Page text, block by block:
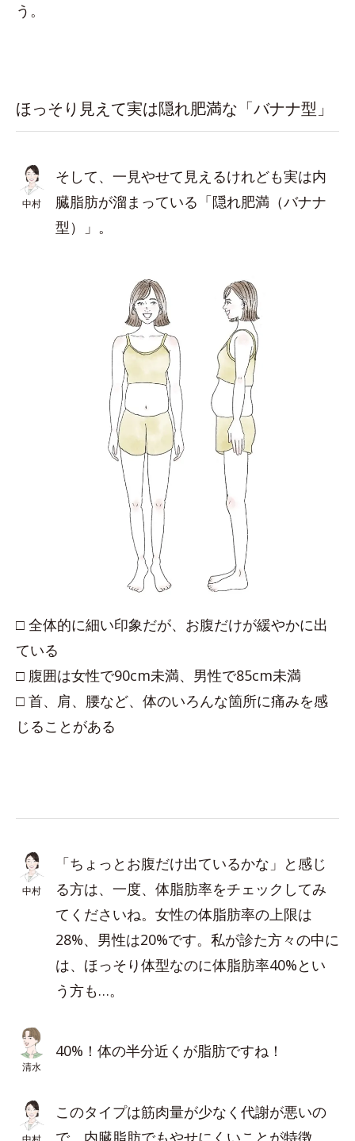
う。
ほっそり見えて実は隠れ肥満な「バナナ型」
中村
そして、一見やせて見えるけれども実は内
臓脂肪が溜まっている「隠れ肥満（バナナ
型）」。
□ 全体的に細い印象だが、お腹だけが緩やかに出
ている
□ 腹囲は女性で90cm未満、男性で85cm未満
□ 首、肩、腰など、体のいろんな箇所に痛みを感
じることがある
中村
「ちょっとお腹だけ出ているかな」と感じ
る方は、一度、体脂肪率をチェックしてみ
てくださいね。女性の体脂肪率の上限は
28%、男性は20%です。私が診た方々の中に
は、ほっそり体型なのに体脂肪率40%とい
う方も…。
清水
40%！体の半分近くが脂肪ですね！
このタイプは筋肉量が少なく代謝が悪いの
で、内臓脂肪でもやせにくいことが特徴。